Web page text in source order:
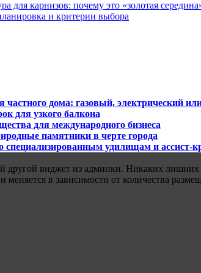
для карнизов: почему это «золотая
и критерии выбора
частного дома: газовый, электрический
для узкого балкона
для международного бизнеса
памятники в черте города
специализированным удилищам и ассист-
другой виджет из админки. Никаких
в зависимости от количества